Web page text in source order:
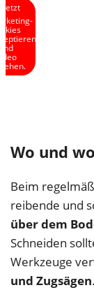
Jetzt
Wo und
Beim
reibende und
über dem
Schneiden
Werkzeuge
und Zugsägen